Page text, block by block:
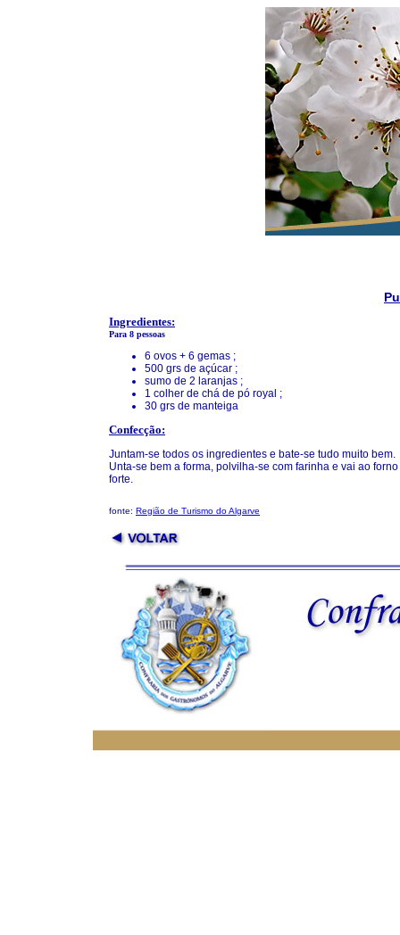
Ingredientes:
Para 8 pessoas
6 ovos + 6 gemas ;
500 grs de açúcar ;
sumo de 2 laranjas ;
1 colher de chá de pó royal ;
30 grs de manteiga
Confecção:
Juntam-se todos os ingredientes e bate-se tudo muito bem.
Unta-se bem a forma, polvilha-se com farinha e vai ao
forte.
fonte: Região de Turismo do Algarve